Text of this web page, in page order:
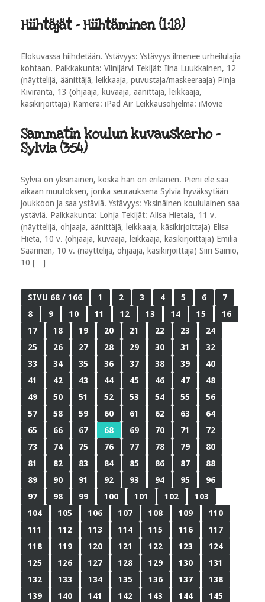
Hiihtäjät - Hiihtäminen (1:18)
Elokuvassa hiihdetään. Ystävyys: Ystävyys ilmenee urheilulajia
kohtaan. Paikkakunta: Viinijärvi Tekijät: Iina Luukkainen, 12
(näyttelijä, äänittäjä, leikkaaja, puvustaja/maskeeraaja) Pinja
Kiviranta, 13 (ohjaaja, kuvaaja, äänittäjä, leikkaaja,
käsikirjoittaja) Kamera: iPad Air Leikkausohjelma: iMovie
Sammatin koulun kuvauskerho -
Sylvia (3:54)
Sylvia on yksinäinen, koska hän on erilainen. Pieni ele saa
aikaan muutoksen, jonka seurauksena Sylvia hyväksytään
joukkoon ja saa ystäviä. Ystävyys: Yksinäinen koululainen saa
ystäviä. Paikkakunta: Lohja Tekijät: Alisa Hietala, 11 v.
(näyttelijä, ohjaaja, äänittäjä, leikkaaja, käsikirjoittaja) Elisa
Hieta, 10 v. (ohjaaja, kuvaaja, leikkaaja, käsikirjoittaja) Emilia
Saarinen, 10 v. (näyttelijä, ohjaaja, käsikirjoittaja) Siiri Sainio,
10 […]
SIVU 68 / 166 1 2 3 4 5 6
7
8
9 10 11 12 13 14 15
16
17
18 19 20 21 22 23
24
25
26 27 28 29 30 31
32
33
34 35 36 37 38 39
40
41
42 43 44 45 46 47
48
49
50 51 52 53 54 55
56
57
58 59 60 61 62 63
64
65
66 67 68 69 70 71
72
73
74 75 76 77 78 79
80
81
82 83 84 85 86 87
88
89
90 91 92 93 94 95
96
97
98 99 100 101 102
103
104
105 106 107 108 109
110
111
112 113 114 115 116
117
118
119 120 121 122 123
124
125
126 127 128 129 130
131
132
133 134 135 136 137
138
139
140 141 142 143 144
145